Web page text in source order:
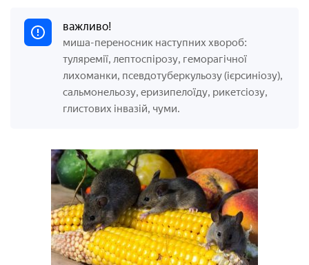
важливо!
миша-переносник наступних хвороб:
туляремії, лептоспірозу, геморагічної
лихоманки, псевдотуберкульозу (ієрсиніозу),
сальмонельозу, еризипелоїду, рикетсіозу,
глистових інвазій, чуми.